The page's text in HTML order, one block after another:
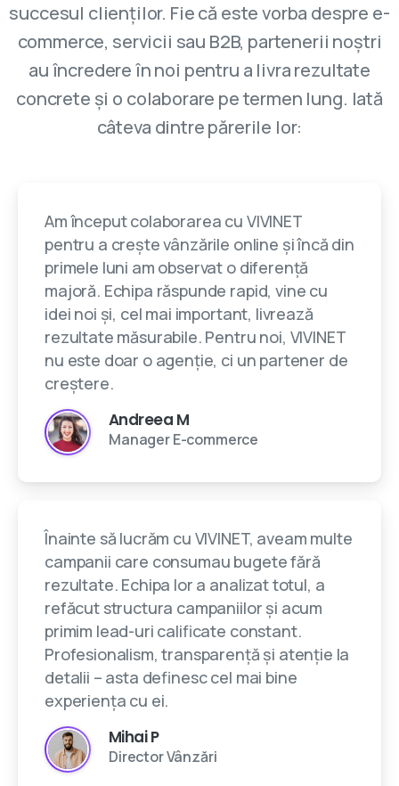
succesul clienților. Fie că este vorba despre e-
commerce, servicii sau B2B, partenerii noștri
au încredere în noi pentru a livra rezultate
concrete și o colaborare pe termen lung. Iată
câteva dintre părerile lor:
Am început colaborarea cu VIVINET
pentru a crește vânzările online și încă din
primele luni am observat o diferență
majoră. Echipa răspunde rapid, vine cu
idei noi și, cel mai important, livrează
rezultate măsurabile. Pentru noi, VIVINET
nu este doar o agenție, ci un partener de
creștere.
Andreea M
Manager E-commerce
Înainte să lucrăm cu VIVINET, aveam multe
campanii care consumau bugete fără
rezultate. Echipa lor a analizat totul, a
refăcut structura campaniilor și acum
primim lead-uri calificate constant.
Profesionalism, transparență și atenție la
detalii – asta definesc cel mai bine
experiența cu ei.
Mihai P
Director Vânzări